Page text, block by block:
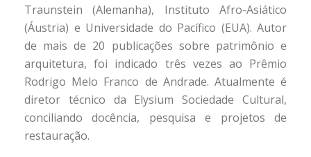
Traunstein (Alemanha), Instituto Afro-Asiático
(Áustria) e Universidade do Pacífico (EUA). Autor
de mais de 20 publicações sobre patrimônio e
arquitetura, foi indicado três vezes ao Prêmio
Rodrigo Melo Franco de Andrade. Atualmente é
diretor técnico da Elysium Sociedade Cultural,
conciliando docência, pesquisa e projetos de
restauração.